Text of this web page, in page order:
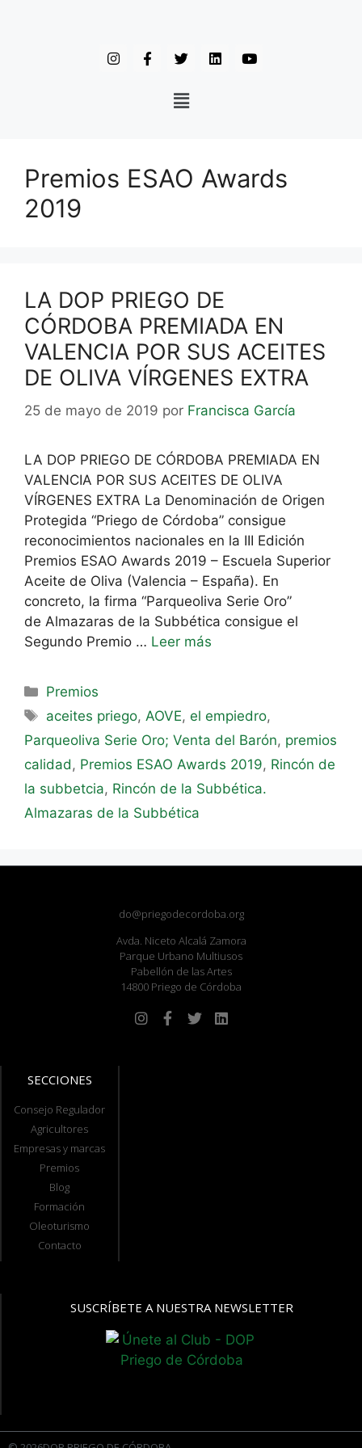
Premios ESAO Awards
2019
LA DOP PRIEGO DE
CÓRDOBA PREMIADA EN
VALENCIA POR SUS ACEITES
DE OLIVA VÍRGENES EXTRA
25 de mayo de 2019 por Francisca García
LA DOP PRIEGO DE CÓRDOBA PREMIADA EN
VALENCIA POR SUS ACEITES DE OLIVA
VÍRGENES EXTRA La Denominación de Origen
Protegida “Priego de Córdoba” consigue
reconocimientos nacionales en la III Edición
Premios ESAO Awards 2019 – Escuela Superior
Aceite de Oliva (Valencia – España). En
concreto, la firma “Parqueoliva Serie Oro”
de Almazaras de la Subbética consigue el
Segundo Premio … Leer más
Premios
aceites priego, AOVE,el empiedro,
Parqueoliva Serie Oro; Venta del Barón, premios
calidad , Premios ESAO Awards 2019, Rincón de
la subbetcia, Rincón de la Subbética.
Almazaras de la Subbética
do@priegodecordoba.org
Avda. Niceto Alcalá Zamora
Parque Urbano Multiusos
Pabellón de las Artes
14800 Priego de Córdoba
SECCIONES
Consejo Regulador
Agricultores
Empresas y marcas
Premios
Blog
Formación
Oleoturismo
Contacto
SUSCRÍBETE A NUESTRA NEWSLETTER